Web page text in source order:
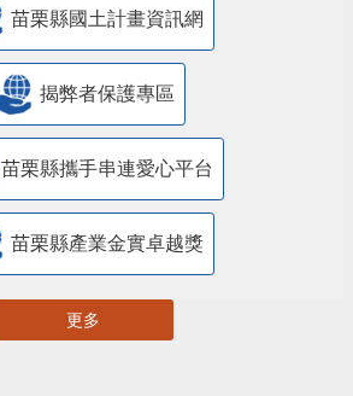
苗栗縣國土計畫資訊網
揭弊者保護專區
苗栗縣攜手串連愛心平台
苗栗縣產業金實卓越獎
更多